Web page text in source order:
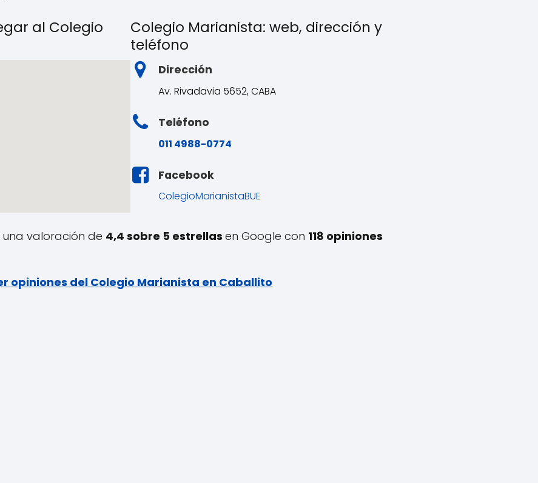
al Colegio
Colegio Marianista: web, dirección y
teléfono
Dirección
Av. Rivadavia 5652, CABA
Teléfono
011 4988-0774
Facebook
ColegioMarianistaBUE
una valoración de 4,4 sobre 5 estrellas en Google con 118 opiniones
opiniones del Colegio Marianista en Caballito